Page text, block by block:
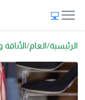
الرئيسية العام